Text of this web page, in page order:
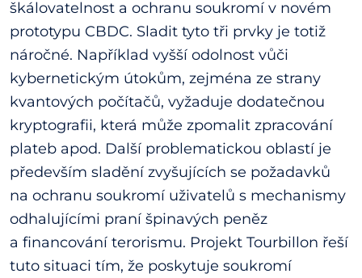
škálovatelnost a ochranu soukromí v novém
prototypu CBDC. Sladit tyto tři prvky je totiž
náročné. Například vyšší odolnost vůči
kybernetickým útokům, zejména ze strany
kvantových počítačů, vyžaduje dodatečnou
kryptografii, která může zpomalit zpracování
plateb apod. Další problematickou oblastí je
především sladění zvyšujících se požadavků
na ochranu soukromí uživatelů s mechanismy
odhalujícími praní špinavých peněz
a financování terorismu. Projekt Tourbillon řeší
tuto situaci tím, že poskytuje soukromí